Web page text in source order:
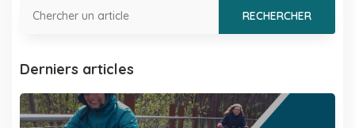
Derniers articles